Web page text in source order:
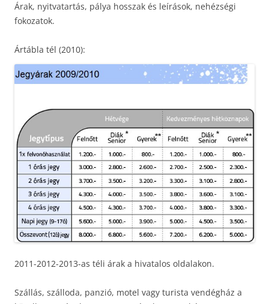
Árak, nyitvatartás, pálya hosszak és leírások, nehézségi
fokozatok.
Ártábla tél (2010):
2011-2012-2013-as téli árak a hivatalos oldalakon.
Szállás, szálloda, panzió, motel vagy turista vendégház a